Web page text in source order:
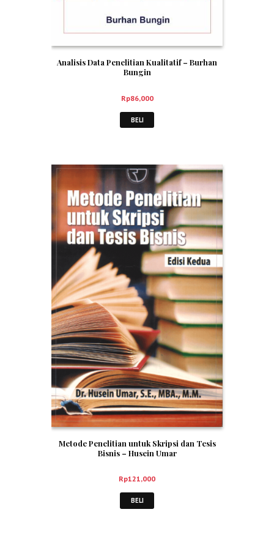
Analisis Data Penelitian Kualitatif – Burhan
Bungin
Rp86,000
BELI
Metode Penelitian untuk Skripsi dan Tesis
Bisnis – Husein Umar
Rp121,000
BELI